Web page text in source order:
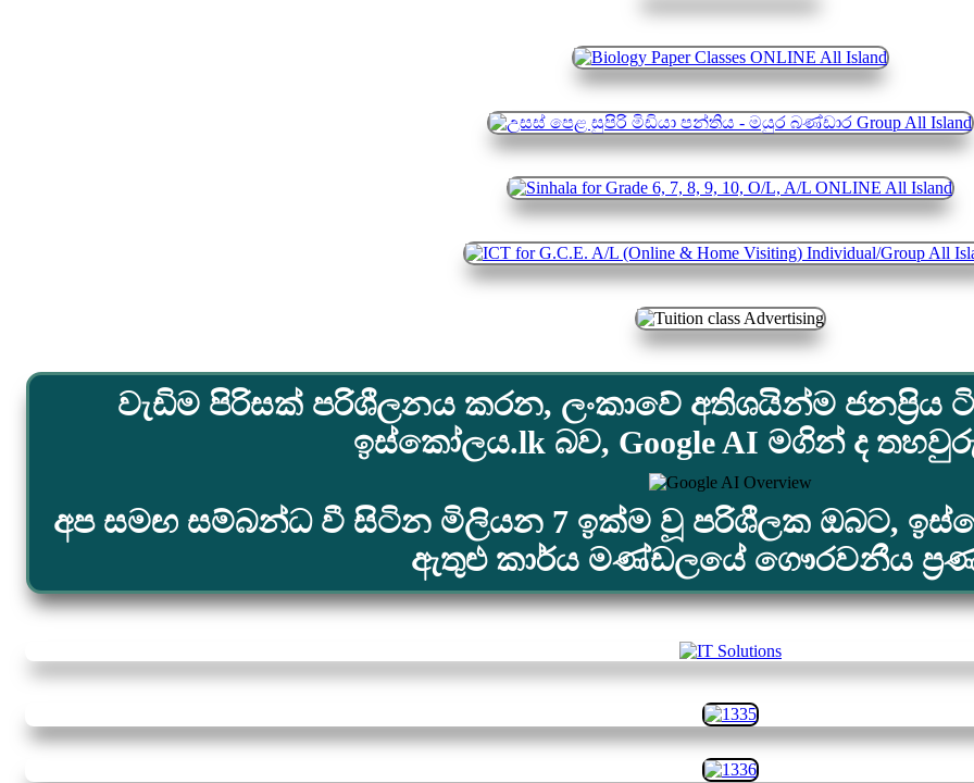
වැඩිම පිරිසක් පරිශීලනය කරන, ලංකාවේ අතිශයින්ම ජනප්‍රිය
ඉස්කෝලය.lk බව, Google AI මගින් ද
අප සමඟ සම්බන්ධ වී සිටින මිලියන 7 ඉක්ම වූ පරිශීලක ඔබට,
ඇතුළු කාර්ය මණ්ඩලයේ ගෞරවනීය